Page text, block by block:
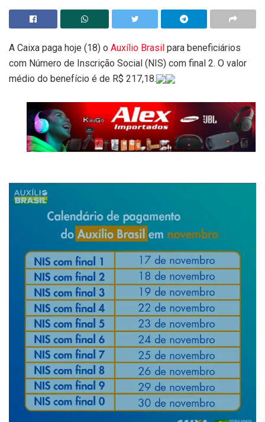
A Caixa paga hoje (18) o Auxílio Brasil para beneficiários
com Número de Inscrição Social (NIS) com final 2. O valor
médio do benefício é de R$ 217,18.